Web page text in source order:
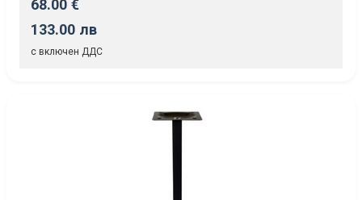
68.00 €
133.00 лв
с включен ДДС